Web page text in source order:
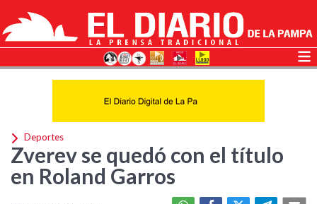
Deportes
Zverev se quedó con el título
en Roland Garros